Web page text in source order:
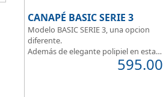
CANAPÉ BASIC SERIE 3
Modelo BASIC SERIE 3, una opcion
diferente.
Además de elegante polipiel en esta
gama, podemos optar a tejidos que
denotan personalidad, calided y595.00